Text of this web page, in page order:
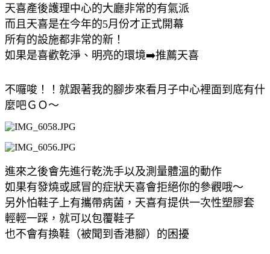
天喜產後護理中心的大廳非常的有氣派
而且天喜是在今年的5月份才正式開幕
所有的設施都非常的新！
如果是喜歡乾淨、明亮的環境➡️推薦天喜
不囉唆！！就跟著我的腳步來看月子中心裡面到底有什
麼吧ＧＯ～
進來之後會先進行乾洗手以及測量體溫的動作
如果有發燒或感冒的症狀天喜會拒絕你的參觀哦～
另外怕鞋子上有攜帶病菌，天喜有提供一次性塑膠套
輕輕一踩，就可以包覆鞋子
也不會有換鞋（被聞到香港腳）的困擾